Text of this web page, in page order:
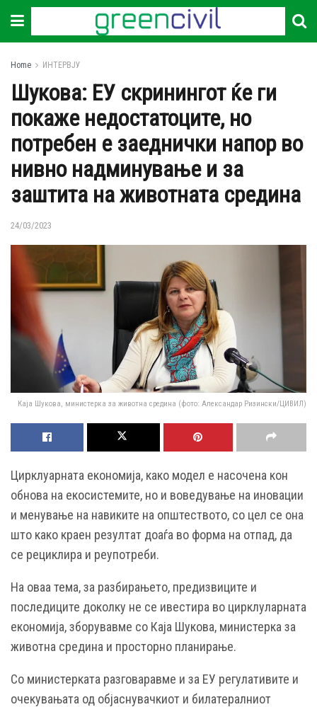
Home ИНТЕРВЈУ
Шукова: ЕУ скринингот ќе ги
покаже недостатоците, но
потребен е заеднички напор во
нивно надминување и за
заштита на животната средина
24/03/2023
Каја Шукова, министерка за животна средина (фото: Александар Ризински/ЦИВИЛ)
Цирклуарната економија, како модел е насочена кон
обнова на екосистемите, но и воведување на иновации
и менување на навиките на општеството, со цел се она
што како краен резултат доаѓа во форма на отпад, да
се рециклира и реупотреби.
На оваа тема, за разбирањето, предизвиците и
последиците доколку не се ивестира во цирклуларната
економија, зборувавме со Каја Шукова, министерка за
животна средина и просторно планирање.
Со министерката разговаравме и за ЕУ регулативите и
очекувањата од објаснувачкиот и билатералниот